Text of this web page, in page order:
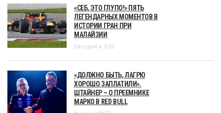
«СЕБ, ЭТО ГЛУПО!» ПЯТЬ
ЛЕГЕНДАРНЫХ МОМЕНТОВ В
ИСТОРИИ ГРАН ПРИ
МАЛАЙЗИИ
Сегодня в 9:02
«ДОЛЖНО БЫТЬ, ЛАГРЮ
ХОРОШО ЗАПЛАТИЛИ».
ШТАЙНЕР – О ПРЕЕМНИКЕ
МАРКО В RED BULL